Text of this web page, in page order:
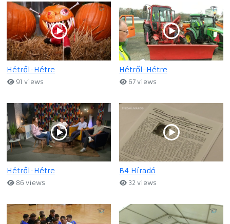
Hétről-Hétre
91 views
Hétről-Hétre
67 views
Hétről-Hétre
86 views
B4 Híradó
32 views